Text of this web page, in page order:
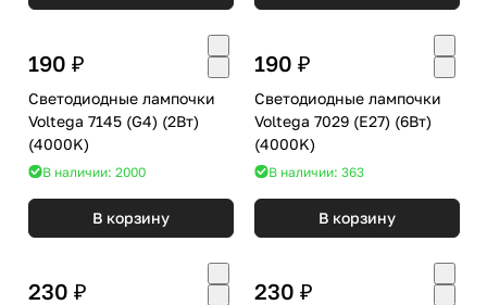
190 ₽
Светодиодные лампочки
Voltega 7145 (G4) (2Вт)
(4000K)
В наличии: 2000
В корзину
190 ₽
Светодиодные лампочки
Voltega 7029 (E27) (6Вт)
(4000K)
В наличии: 363
В корзину
230 ₽ 230 ₽